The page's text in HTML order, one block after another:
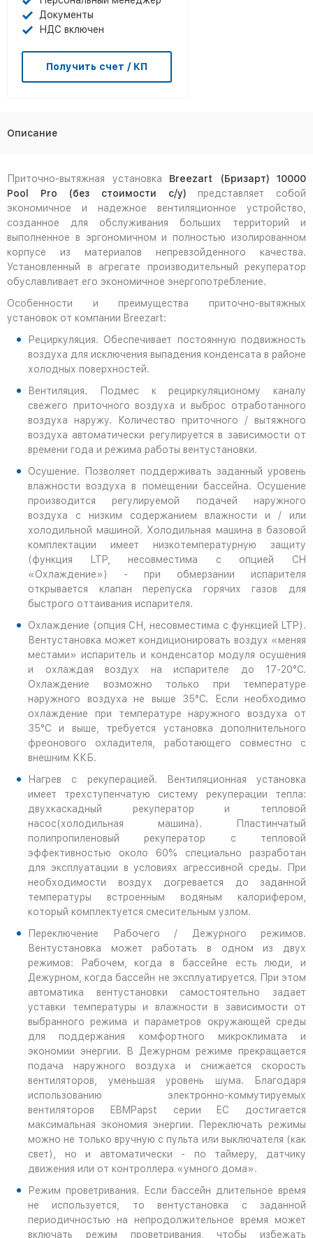
Документы
НДС включен
Получить счет / КП
Описание
Приточно-вытяжная установка Breezart (Бризарт) 10000
Pool Pro (без стоимости с/у) представляет собой
экономичное и надежное вентиляционное устройство,
созданное для обслуживания больших территорий и
выполненное в эргономичном и полностью изолированном
корпусе из материалов непревзойденного качества.
Установленный в агрегате производительный рекуператор
обуславливает его экономичное энергопотребление.
Особенности и преимущества приточно-вытяжных
установок от компании Breezart:
Рециркуляция. Обеспечивает постоянную подвижность
воздуха для исключения выпадения конденсата в районе
холодных поверхностей.
Вентиляция. Подмес к рециркуляционому каналу
свежего приточного воздуха и выброс отработанного
воздуха наружу. Количество приточного / вытяжного
воздуха автоматически регулируется в зависимости от
времени года и режима работы вентустановки.
Осушение. Позволяет поддерживать заданный уровень
влажности воздуха в помещении бассейна. Осушение
производится регулируемой подачей наружного
воздуха с низким содержанием влажности и / или
холодильной машиной. Холодильная машина в базовой
комплектации имеет низкотемпературную защиту
(функция LTP, несовместима с опцией CH
«Охлаждение») - при обмерзании испарителя
открывается клапан перепуска горячих газов для
быстрого оттаивания испарителя.
Охлаждение (опция СН, несовместима с функцией LTP).
Вентустановка может кондиционировать воздух «меняя
местами» испаритель и конденсатор модуля осушения
и охлаждая воздух на испарителе до 17-20°С.
Охлаждение возможно только при температуре
наружного воздуха не выше 35°С. Если необходимо
охлаждение при температуре наружного воздуха от
35°С и выше, требуется установка дополнительного
фреонового охладителя, работающего совместно с
внешним ККБ.
Нагрев с рекуперацией. Вентиляционная установка
имеет трехступенчатую систему рекуперации тепла:
двухкаскадный рекуператор и тепловой
насос(холодильная машина). Пластинчатый
полипропиленовый рекуператор с тепловой
эффективностью около 60% специально разработан
для эксплуатации в условиях агрессивной среды. При
необходимости воздух догревается до заданной
температуры встроенным водяным калорифером,
который комплектуется смесительным узлом.
Переключение Рабочего / Дежурного режимов.
Вентустановка может работать в одном из двух
режимов: Рабочем, когда в бассейне есть люди, и
Дежурном, когда бассейн не эксплуатируется. При этом
автоматика вентустановки самостоятельно задает
уставки температуры и влажности в зависимости от
выбранного режима и параметров окружающей среды
для поддержания комфортного микроклимата и
экономии энергии. В Дежурном режиме прекращается
подача наружного воздуха и снижается скорость
вентиляторов, уменьшая уровень шума. Благодаря
использованию электронно-коммутируемых
вентиляторов EBMPapst серии EC достигается
максимальная экономия энергии. Переключать режимы
можно не только вручную с пульта или выключателя (как
свет), но и автоматически - по таймеру, датчику
движения или от контроллера «умного дома».
Режим проветривания. Если бассейн длительное время
не используется, то вентустановка с заданной
периодичностью на непродолжительное время может
включать режим проветривания, чтобы избежать